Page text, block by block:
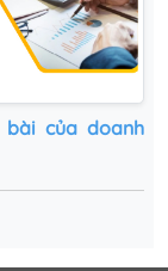
của doanh